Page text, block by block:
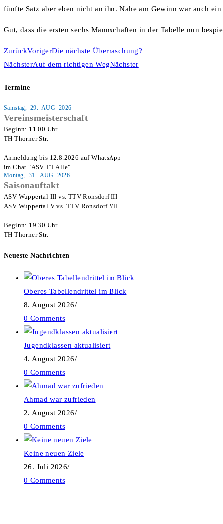
fünfte Satz aber eben nicht an ihn. Nahe am Gewinn war auch
Gut, dass die ersten sechs Mannschaften in der Tabelle nun
ZurückVorigerDie nächste Überraschung?
NächsterAuf dem richtigen WegNächster
Termine
Samstag, 29. AUG 2026
Vereinsmeisterschaft
Beginn: 11.00 Uhr
TH Thorner Str.
Anmeldung bis 12.8.2026 auf WhatsApp
im Chat "ASV TT Alle"
Montag, 31. AUG 2026
Saisonauftakt
ASV Wuppertal III vs. TTV Ronsdorf III
ASV Wuppertal V vs. TTV Ronsdorf VII
Beginn: 19.30 Uhr
TH Thorner Str.
Neueste Nachrichten
Oberes Tabellendrittel im Blick
8. August 2026/
0 Comments
Jugendklassen aktualisiert
4. August 2026/
0 Comments
Ahmad war zufrieden
2. August 2026/
0 Comments
Keine neuen Ziele
26. Juli 2026/
0 Comments